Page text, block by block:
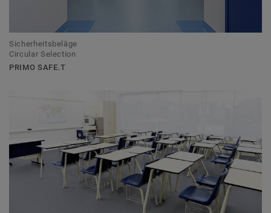
Sicherheitsbeläge
Circular Selection
PRIMO SAFE.T